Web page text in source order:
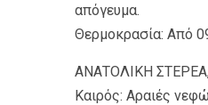
απόγευμα.
Θερμοκρασία: Από
ΑΝΑΤΟΛΙΚΗ
Καιρός: Αραιές